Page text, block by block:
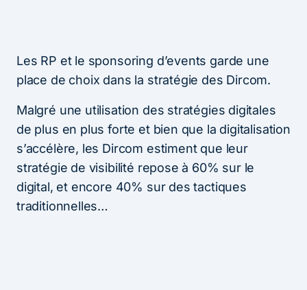
Les RP et le sponsoring d’events garde une
place de choix dans la stratégie des Dircom.
Malgré une utilisation des stratégies digitales
de plus en plus forte et bien que la digitalisation
s’accélère, les Dircom estiment que leur
stratégie de visibilité repose à 60% sur le
digital, et encore 40% sur des tactiques
traditionnelles…